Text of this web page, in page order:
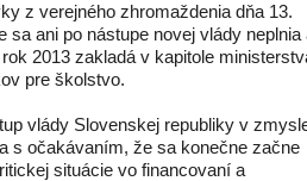
z verejného zhromaždenia dňa 13.
sa ani po nástupe novej vlády neplnia
2013 zakladá v kapitole
pre školstvo.
vlády Slovenskej republiky v
s očakávaním, že sa konečne začne
situácie vo financovaní a